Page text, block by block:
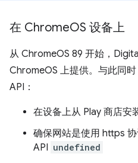
在 ChromeOS 设备上
从 ChromeOS 89 开始，
ChromeOS 上提供。与此同
API：
在设备上从 Play 商店安
确保网站是使用 https
API undefined